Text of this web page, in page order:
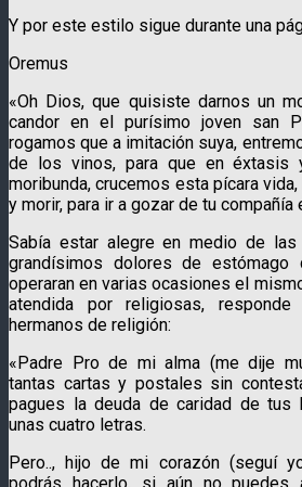
Y por este estilo sigue durante una
Oremus
«Oh Dios, que quisiste darnos un
candor en el purísimo joven san
rogamos que a imitación suya,
de los vinos, para que en éxtasis
moribunda, crucemos esta pícara
y morir, para ir a gozar de tu compañía
Sabía estar alegre en medio de las
grandísimos dolores de estómago
operaran en varias ocasiones el
atendida por religiosas,
hermanos de religión:
«Padre Pro de mi alma (me dije
tantas cartas y postales sin
pagues la deuda de caridad de tus
unas cuatro letras.
Pero.., hijo de mi corazón (seguí